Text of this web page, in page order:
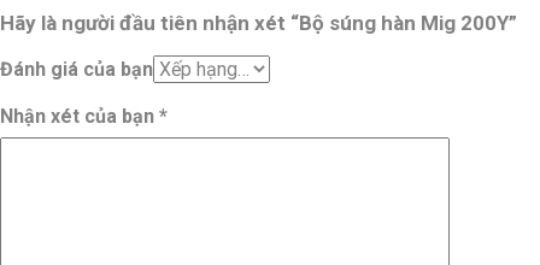
Hãy là người đầu tiên nhận xét “Bộ súng hàn Mig 200Y”
Đánh giá của bạn
Nhận xét của bạn *